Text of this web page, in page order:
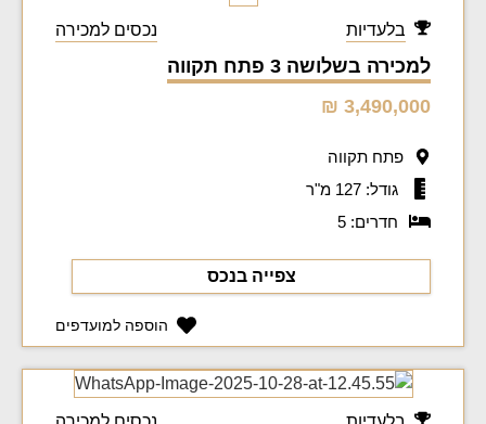
בלעדיות נכסים למכירה
למכירה בשלושה 3 פתח תקווה
3,490,000 ₪
פתח תקווה
גודל: 127 מ"ר
חדרים: 5
צפייה בנכס
הוספה למועדפים